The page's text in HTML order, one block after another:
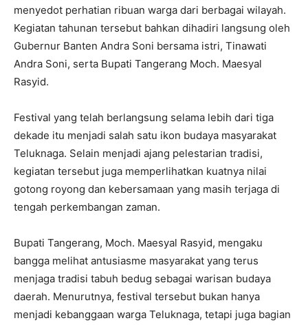
menyedot perhatian ribuan warga dari berbagai wilayah.
Kegiatan tahunan tersebut bahkan dihadiri langsung oleh
Gubernur Banten Andra Soni bersama istri, Tinawati
Andra Soni, serta Bupati Tangerang Moch. Maesyal
Rasyid.
Festival yang telah berlangsung selama lebih dari tiga
dekade itu menjadi salah satu ikon budaya masyarakat
Teluknaga. Selain menjadi ajang pelestarian tradisi,
kegiatan tersebut juga memperlihatkan kuatnya nilai
gotong royong dan kebersamaan yang masih terjaga di
tengah perkembangan zaman.
Bupati Tangerang, Moch. Maesyal Rasyid, mengaku
bangga melihat antusiasme masyarakat yang terus
menjaga tradisi tabuh bedug sebagai warisan budaya
daerah. Menurutnya, festival tersebut bukan hanya
menjadi kebanggaan warga Teluknaga, tetapi juga bagian